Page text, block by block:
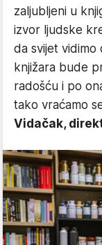
zaljubljeni u
izvor ljudske
da svijet vidimo
knjižara bude
radošću i po
tako vraćamo
Vidačak,